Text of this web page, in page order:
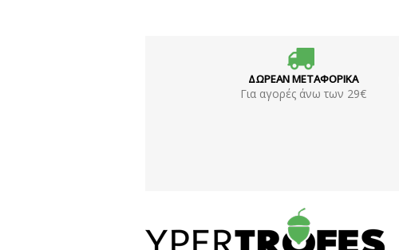
ΔΩΡΕΑΝ ΜΕΤΑΦΟΡΙΚΑ
Για αγορές άνω των 29€